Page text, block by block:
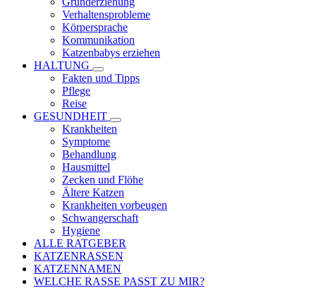
Verhaltensprobleme
Körpersprache
Kommunikation
Katzenbabys erziehen
HALTUNG
Fakten und Tipps
Pflege
Reise
GESUNDHEIT
Krankheiten
Symptome
Behandlung
Hausmittel
Zecken und Flöhe
Ältere Katzen
Krankheiten vorbeugen
Schwangerschaft
Hygiene
ALLE RATGEBER
KATZENRASSEN
KATZENNAMEN
WELCHE RASSE PASST ZU MIR?